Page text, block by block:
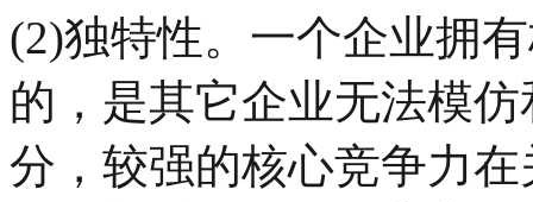
(2)独特性。一个企业拥
的，是其它企业无法模
分，较强的核心竞争力